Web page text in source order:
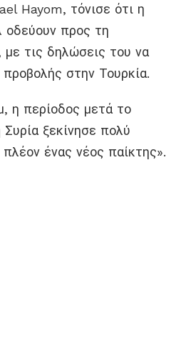
Hayom, τόνισε ότι η
οδεύουν προς τη
με τις δηλώσεις του να
προβολής στην Τουρκία.
η περίοδος μετά το
ξεκίνησε πολύ
ένας νέος παίκτης».